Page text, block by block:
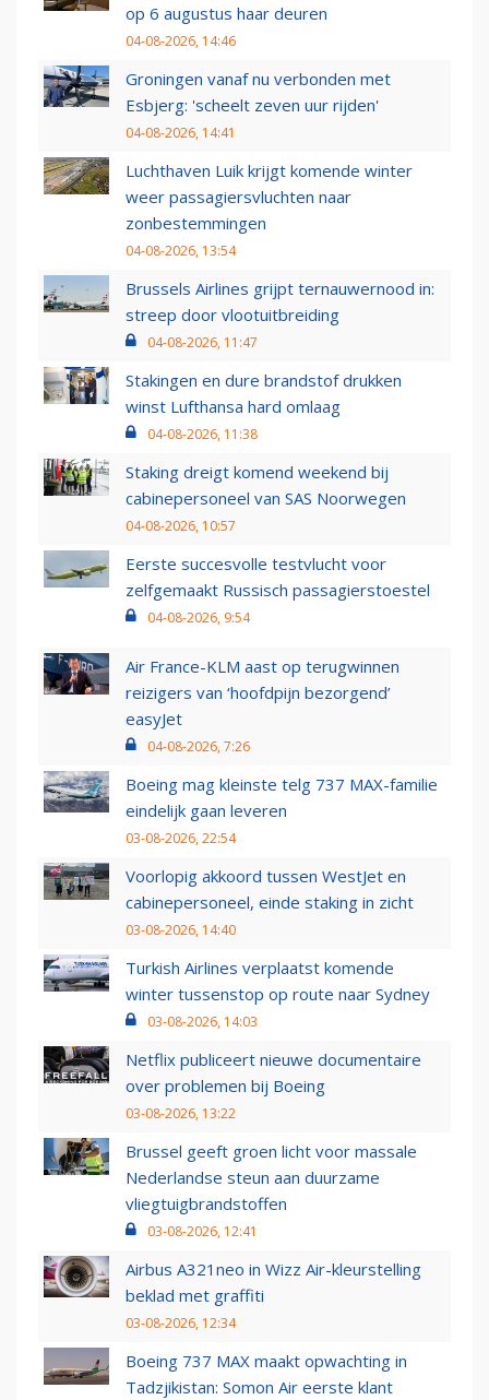
op 6 augustus haar deuren
04-08-2026, 14:46
Groningen vanaf nu verbonden met
Esbjerg: 'scheelt zeven uur rijden'
04-08-2026, 14:41
Luchthaven Luik krijgt komende winter
weer passagiersvluchten naar
zonbestemmingen
04-08-2026, 13:54
Brussels Airlines grijpt ternauwernood in:
streep door vlootuitbreiding
04-08-2026, 11:47
Stakingen en dure brandstof drukken
winst Lufthansa hard omlaag
04-08-2026, 11:38
Staking dreigt komend weekend bij
cabinepersoneel van SAS Noorwegen
04-08-2026, 10:57
Eerste succesvolle testvlucht voor
zelfgemaakt Russisch passagierstoestel
04-08-2026, 9:54
Air France-KLM aast op terugwinnen
reizigers van ‘hoofdpijn bezorgend’
easyJet
04-08-2026, 7:26
Boeing mag kleinste telg 737 MAX-familie
eindelijk gaan leveren
03-08-2026, 22:54
Voorlopig akkoord tussen WestJet en
cabinepersoneel, einde staking in zicht
03-08-2026, 14:40
Turkish Airlines verplaatst komende
winter tussenstop op route naar Sydney
03-08-2026, 14:03
Netflix publiceert nieuwe documentaire
over problemen bij Boeing
03-08-2026, 13:22
Brussel geeft groen licht voor massale
Nederlandse steun aan duurzame
vliegtuigbrandstoffen
03-08-2026, 12:41
Airbus A321neo in Wizz Air-kleurstelling
beklad met graffiti
03-08-2026, 12:34
Boeing 737 MAX maakt opwachting in
Tadzjikistan: Somon Air eerste klant